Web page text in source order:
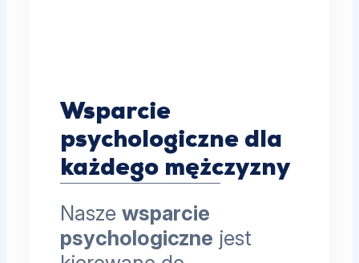
Wsparcie
psychologiczne dla
każdego mężczyzny
Naszewsparcie
psychologiczne jest